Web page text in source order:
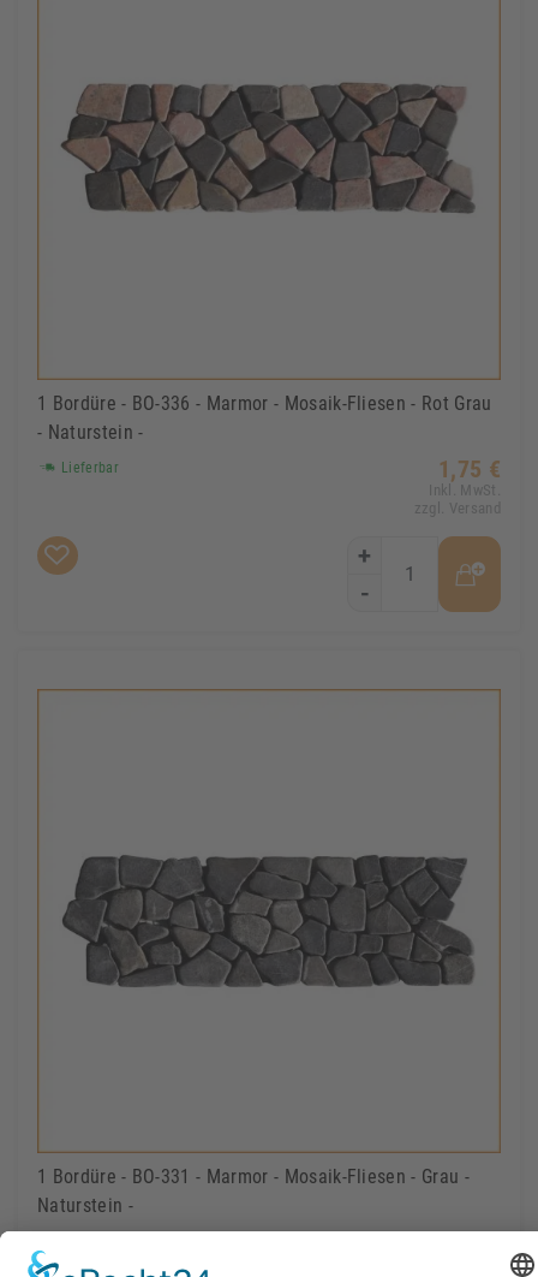
1 Bordüre - BO-336 - Marmor - Mosaik-Fliesen - Rot Grau
- Naturstein -
Lieferbar 1,75 €
Inkl. MwSt.
zzgl. Versand
+
-
1 Bordüre - BO-331 - Marmor - Mosaik-Fliesen - Grau -
Naturstein -